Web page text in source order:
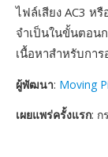
ไฟล์เสียง AC3 ห
จำเป็นในขั้นตอน
เนื้อหาสำหรับกา
ผู้พัฒนา: Moving
เผยแพร่ครั้งแรก: ก